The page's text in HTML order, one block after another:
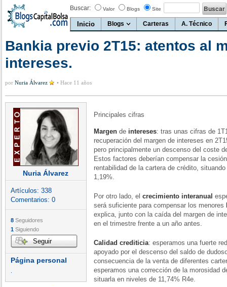
Buscar: Valor Blogs Site
Inicio Blogs Carteras A. Técnico
Bankia previo 2T15: atentos al
intereses.
por Nuria Álvarez • Hace 11 años
Nuria Álvarez
Artículos: 338
Comentarios: 0
8 Seguidores
1 Siguiendo
Seguir
Página personal
Principales cifras
Margen de intereses: tras unas cifras de
recuperación del margen de intereses en
pero principalmente un descenso del coste
Estos factores deberían compensar la
rentabilidad de la cartera de crédito,
1,19%.
Por otro lado, el crecimiento interanual
será suficiente para compensar los menores
explica, junto con la caída del margen de
en el trimestre frente a un año antes.
Calidad crediticia: esperamos una fuerte
apoyado por el descenso del saldo de
consecuencia de la venta de diferentes
esperamos una corrección de la morosidad
situarla en niveles de 11,74% R4e.